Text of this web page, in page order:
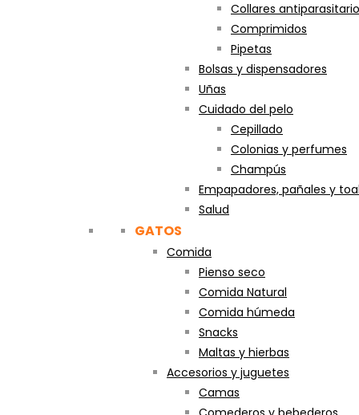
Collares
Comprimidos
Pipetas
Bolsas y dispensadores
Uñas
Cuidado del pelo
Cepillado
Colonias y perfumes
Champús
Empapadores, pañales y
Salud
GATOS
Comida
Pienso seco
Comida Natural
Comida húmeda
Snacks
Maltas y hierbas
Accesorios y juguetes
Camas